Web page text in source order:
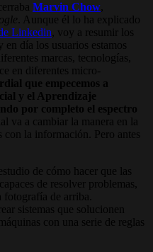
Marvin Chow
. Aunque él lo ha explicado
Linkedin , voy a resumir los
en día los usuarios estamos
marcas, tecnologías,
en diferentes micro-
que empecemos a
y el Aprendizaje
por completo el espectro
va a cambiar la manera en la
con la información. Pero antes
estudio de cómo hacer que las
de resolver problemas,
de arriba.
sistemas que solucionen
con una serie de reglas